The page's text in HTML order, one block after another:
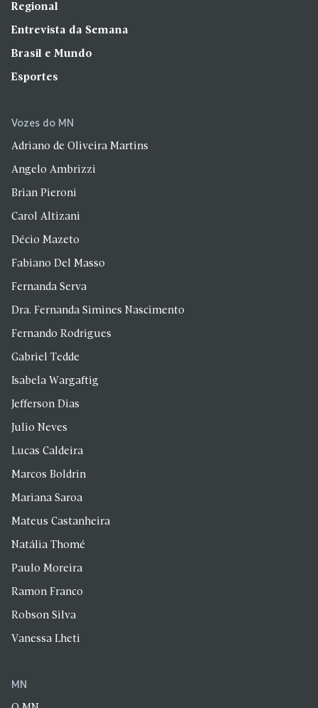
Regional
Entrevista da Semana
Brasil e Mundo
Esportes
Vozes do MN
Adriano de Oliveira Martins
Angelo Ambrizzi
Brian Pieroni
Carol Altizani
Décio Mazeto
Fabiano Del Masso
Fernanda Serva
Dra. Fernanda Simines Nascimento
Fernando Rodrigues
Gabriel Tedde
Isabela Wargaftig
Jefferson Dias
Julio Neves
Lucas Caldeira
Marcos Boldrin
Mariana Saroa
Mateus Castanheira
Natália Thomé
Paulo Moreira
Ramon Franco
Robson Silva
Vanessa Lheti
MN